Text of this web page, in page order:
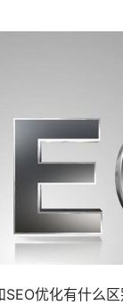
优化有什么区